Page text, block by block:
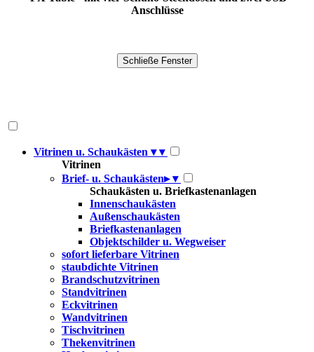
Anschlüsse
Vitrinen u. Schaukästen ▾ ▾
Vitrinen
Brief- u. Schaukästen▸ ▾
Schaukästen u. Briefkastenanlagen
Innenschaukästen
Außenschaukästen
Briefkastenanlagen
Objektschilder u. Wegweiser
sofort lieferbare Vitrinen
staubdichte Vitrinen
Brandschutzvitrinen
Standvitrinen
Eckvitrinen
Wandvitrinen
Tischvitrinen
Thekenvitrinen